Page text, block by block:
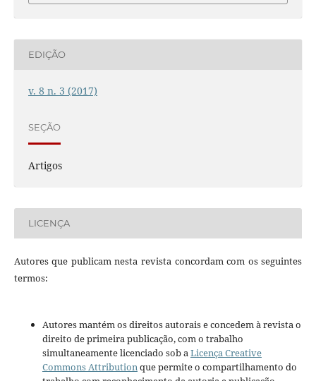
EDIÇÃO
v. 8 n. 3 (2017)
SEÇÃO
Artigos
LICENÇA
Autores que publicam nesta revista concordam com os seguintes
termos:
Autores mantém os direitos autorais e concedem à revista o
direito de primeira publicação, com o trabalho
simultaneamente licenciado sob aLicença Creative
Commons Attributionque permite o compartilhamento do